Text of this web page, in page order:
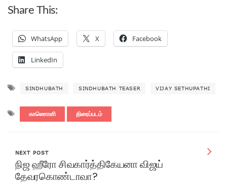
Share This:
WhatsApp X Facebook
LinkedIn
SINDHUBATH SINDHUBATH TEASER VIJAY SETHUPATHI
காணொளி திரைப்படம்
NEXT POST
நிஜ ஹீரோ சிவகார்த்திகேயனா விஜய்
தேவரகொண்டாவா?